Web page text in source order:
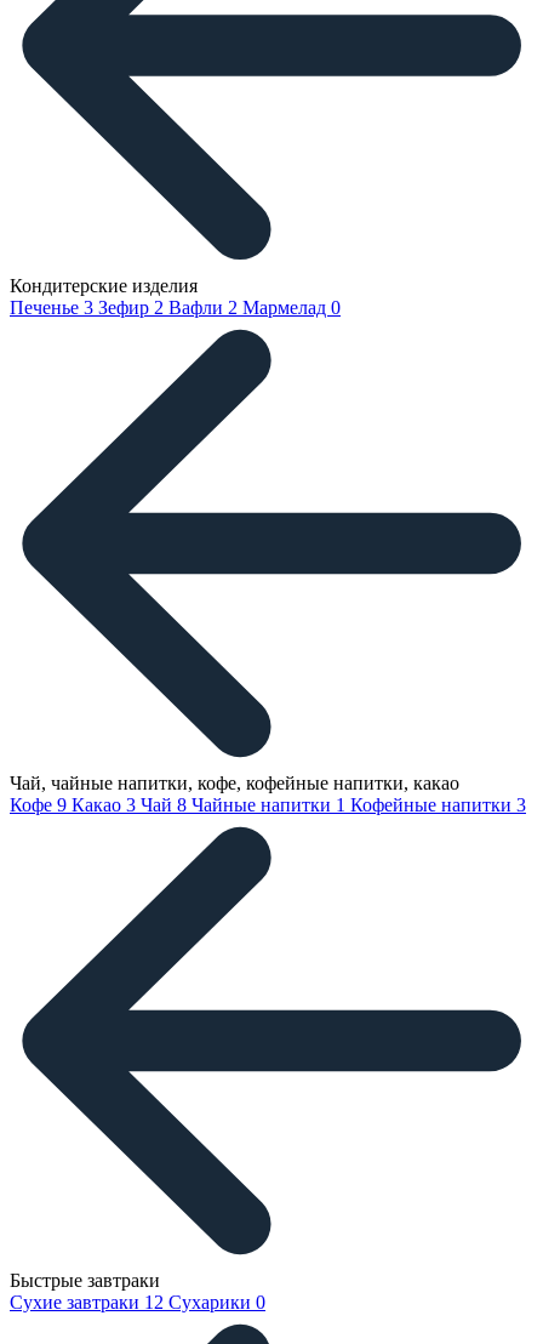
Кондитерские изделия
Печенье 3 Зефир 2 Вафли 2 Мармелад 0
Чай, чайные напитки, кофе, кофейные напитки, какао
Кофе 9 Какао 3 Чай 8 Чайные напитки 1 Кофейные напитки 3
Быстрые завтраки
Сухие завтраки 12 Сухарики 0